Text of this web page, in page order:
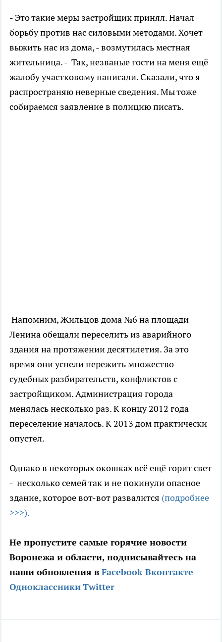
- Это такие меры застройщик принял. Начал
борьбу против нас силовыми методами. Хочет
выжить нас из дома, - возмутилась местная
жительница. - Так, незваные гости на меня ещё
жалобу участковому написали. Сказали, что я
распространяю неверные сведения. Мы тоже
собираемся заявление в полицию писать.
Напомним, Жильцов дома №6 на площади
Ленина обещали переселить из аварийного
здания на протяжении десятилетия. За это
время они успели пережить множество
судебных разбирательств, конфликтов с
застройщиком. Администрация города
менялась несколько раз. К концу 2012 года
переселение началось. К 2013 дом практически
опустел.
Однако в некоторых окошках всё ещё горит свет
- несколько семей так и не покинули опасное
здание, которое вот-вот развалится (подробнее
>>>).
Не пропустите самые горячие новости
Воронежа и области, подписывайтесь на
наши обновления в Facebook Вконтакте
ОдноклассникиTwitter